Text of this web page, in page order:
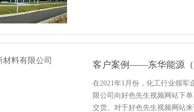
客户案例——东华能源（
在2021年1月份，化工行业
限公司向好色先生视频网站下单
交货。对于好色先生视频网站